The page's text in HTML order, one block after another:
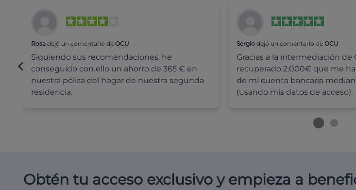
Rosa dejó un comentario de OCU
Siguiendo sus recomendaciones, he
conseguido con ello un ahorro de 365 € en
nuestra póliza del hogar de nuestra segunda
residencia.
Sergiodejó un comentario de OCU
Gracias a la intermediación de
recuperado 2.000€ que me
de mi cuenta bancaria
(usando mis datos de acceso).
Obtén tu acceso exclusivo y empieza a